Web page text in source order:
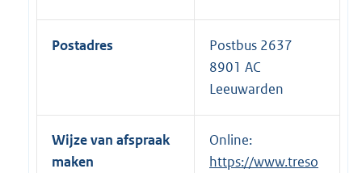
Postadres
Postbus 2637
8901 AC
Leeuwarden
Wijze van afspraak
maken
Online:
x
https://www.treso